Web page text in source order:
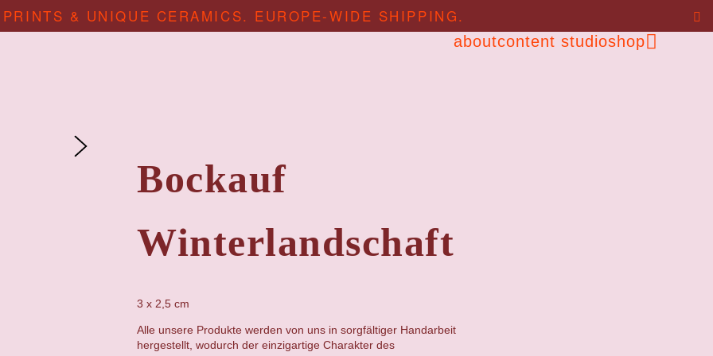
& UNIQUE CERAMICS. EUROPE-WIDE SHIPPING.
aboutcontent studioshop
Bockauf
Winterlandschaft
3 x 2,5 cm
Alle unsere Produkte werden von uns in sorgfältiger Handarbeit
hergestellt, wodurch der einzigartige Charakter des